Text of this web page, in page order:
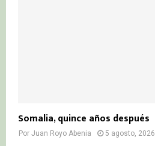
Somalia, quince años después
Por Juan Royo Abenia 5 agosto, 2026